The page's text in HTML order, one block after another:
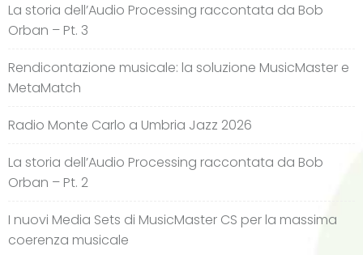
La storia dell’Audio Processing raccontata da Bob
Orban – Pt. 3
Rendicontazione musicale: la soluzione MusicMaster e
MetaMatch
Radio Monte Carlo a Umbria Jazz 2026
La storia dell’Audio Processing raccontata da Bob
Orban – Pt. 2
I nuovi Media Sets di MusicMaster CS per la massima
coerenza musicale